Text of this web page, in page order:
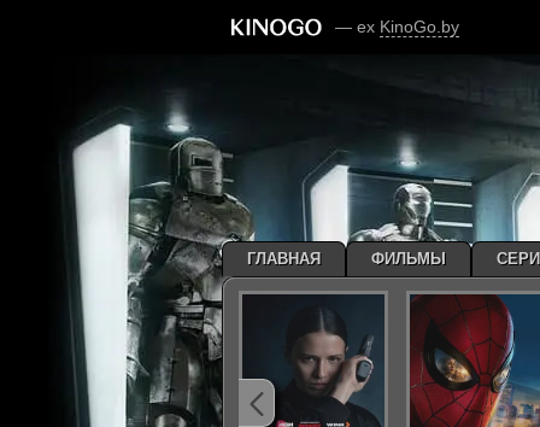
— ex KinoGo.by
ГЛАВНАЯ ФИЛЬМЫ